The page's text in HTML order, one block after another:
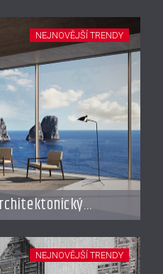
NEJNOVĚJŠÍ TRENDY
NEJNOVĚJŠÍ TRENDY